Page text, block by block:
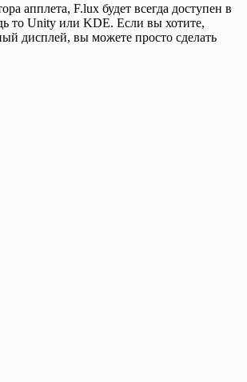
апплета, F.lux будет всегда доступен в
то Unity или KDE. Если вы хотите,
дисплей, вы можете просто сделать